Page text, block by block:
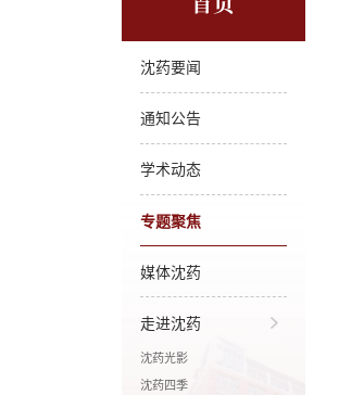
沈药要闻
通知公告
学术动态
专题聚焦
媒体沈药
走进沈药
沈药光影
沈药四季